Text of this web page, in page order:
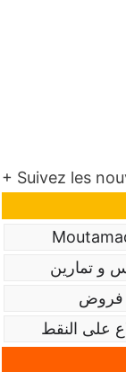
+ Suivez les
و تمارين
فروض
على النقط